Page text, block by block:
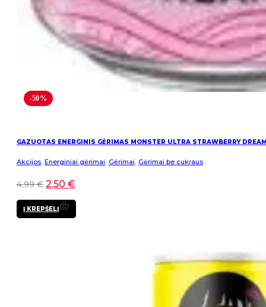
-50%
GAZUOTAS ENERGINIS GĖRIMAS MONSTER ULTRA STRAWBERRY
Akcijos, Energiniai gėrimai, Gėrimai, Gėrimai be cukraus
4,99€ 2,50 €
Į KREPŠELĮ